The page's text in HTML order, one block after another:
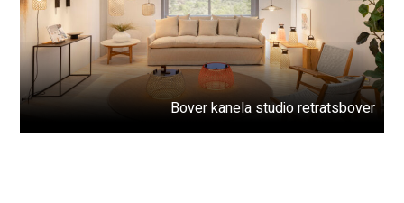
Bover kanela studio retratsbover